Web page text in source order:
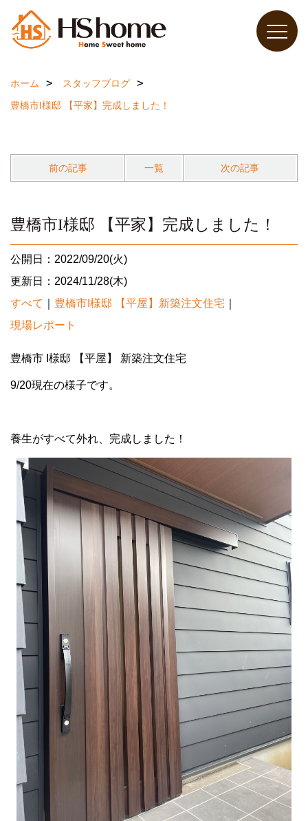
ホーム
スタッフブログ
豊橋市I様邸 【平家】完成しました！
前の記事 一覧 次の記事
豊橋市I様邸 【平家】完成しました！
公開日：2022/09/20(火)
更新日：2024/11/28(木)
すべて
豊橋市I様邸 【平屋】新築注文住宅
現場レポート
豊橋市 I様邸 【平屋】 新築注文住宅
9/20現在の様子です。
養生がすべて外れ、完成しました！